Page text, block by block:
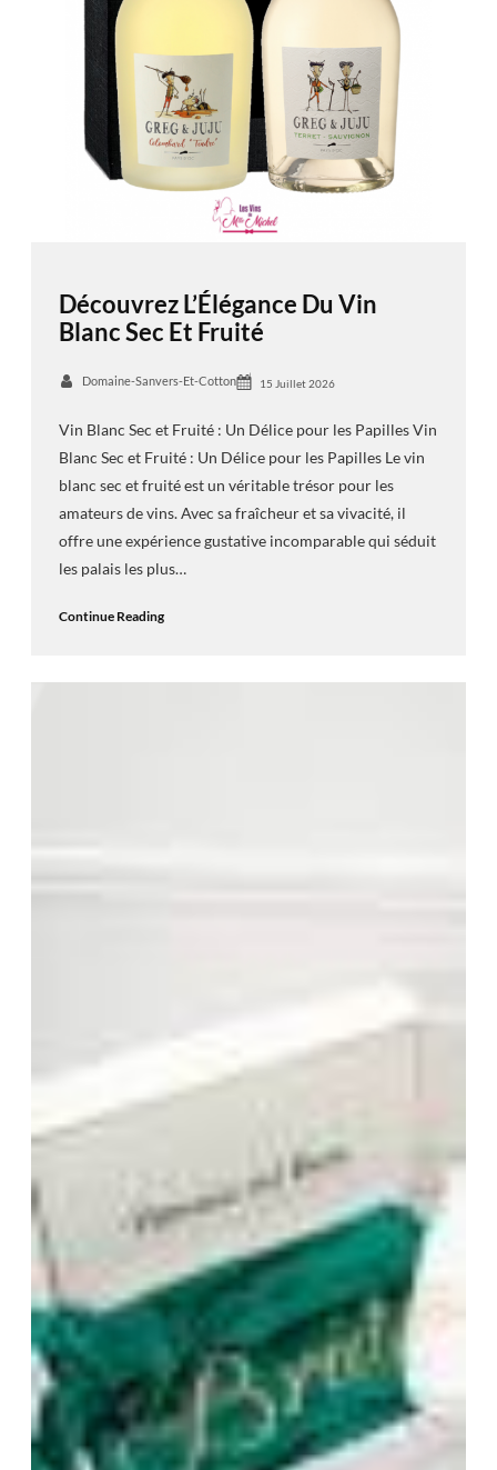
Découvrez L’Élégance Du Vin
Blanc Sec Et Fruité
Domaine-Sanvers-Et-Cotton 15 Juillet 2026
Vin Blanc Sec et Fruité : Un Délice pour les Papilles Vin
Blanc Sec et Fruité : Un Délice pour les Papilles Le vin
blanc sec et fruité est un véritable trésor pour les
amateurs de vins. Avec sa fraîcheur et sa vivacité, il
offre une expérience gustative incomparable qui séduit
les palais les plus…
Continue Reading